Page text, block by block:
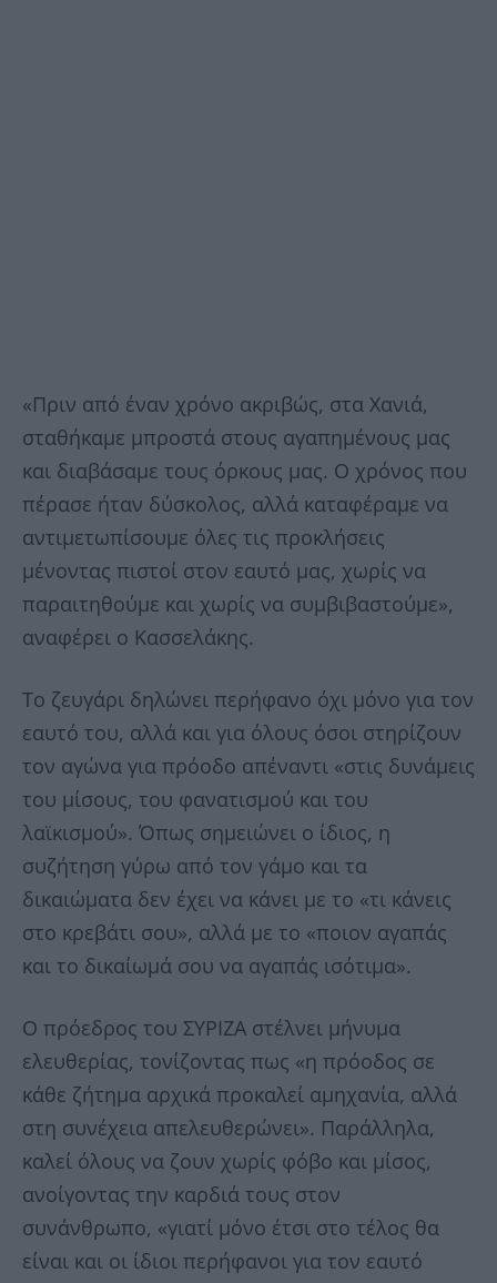
«Πριν από έναν χρόνο ακριβώς, στα Χανιά,
σταθήκαμε μπροστά στους αγαπημένους μας
και διαβάσαμε τους όρκους μας. Ο χρόνος που
πέρασε ήταν δύσκολος, αλλά καταφέραμε να
αντιμετωπίσουμε όλες τις προκλήσεις
μένοντας πιστοί στον εαυτό μας, χωρίς να
παραιτηθούμε και χωρίς να συμβιβαστούμε»,
αναφέρει ο Κασσελάκης.
Το ζευγάρι δηλώνει περήφανο όχι μόνο για τον
εαυτό του, αλλά και για όλους όσοι στηρίζουν
τον αγώνα για πρόοδο απέναντι «στις δυνάμεις
του μίσους, του φανατισμού και του
λαϊκισμού». Όπως σημειώνει ο ίδιος, η
συζήτηση γύρω από τον γάμο και τα
δικαιώματα δεν έχει να κάνει με το «τι κάνεις
στο κρεβάτι σου», αλλά με το «ποιον αγαπάς
και το δικαίωμά σου να αγαπάς ισότιμα».
Ο πρόεδρος του ΣΥΡΙΖΑ στέλνει μήνυμα
ελευθερίας, τονίζοντας πως «η πρόοδος σε
κάθε ζήτημα αρχικά προκαλεί αμηχανία, αλλά
στη συνέχεια απελευθερώνει». Παράλληλα,
καλεί όλους να ζουν χωρίς φόβο και μίσος,
ανοίγοντας την καρδιά τους στον
συνάνθρωπο, «γιατί μόνο έτσι στο τέλος θα
είναι και οι ίδιοι περήφανοι για τον εαυτό